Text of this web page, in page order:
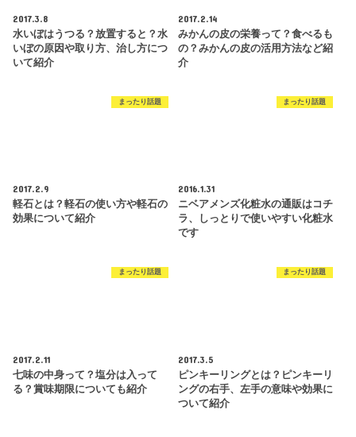
2017.3.8
水いぼはうつる？放置すると？水
いぼの原因や取り方、治し方につ
いて紹介
2017.2.14
みかんの皮の栄養って？食べるも
の？みかんの皮の活用方法など紹
介
まったり話題
2017.2.9
軽石とは？軽石の使い方や軽石の
効果について紹介
まったり話題
2016.1.31
ニベアメンズ化粧水の通販はコチ
ラ、しっとりで使いやすい化粧水
です
まったり話題
2017.2.11
七味の中身って？塩分は入って
る？賞味期限についても紹介
まったり話題
2017.3.5
ピンキーリングとは？ピンキーリ
ングの右手、左手の意味や効果に
ついて紹介